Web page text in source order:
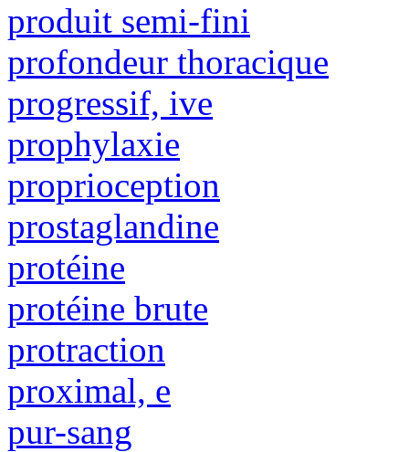
produit semi-fini
profondeur thoracique
progressif, ive
prophylaxie
proprioception
prostaglandine
protéine
protéine brute
protraction
proximal, e
pur-sang